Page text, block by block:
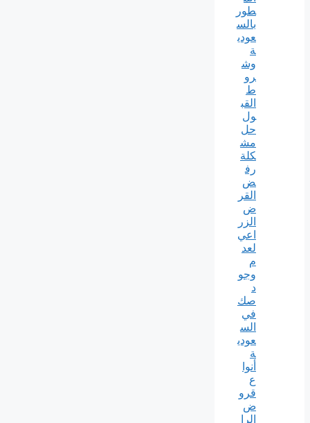
طور
بالس
عودي
ة
وش
رو
ط
القب
ول
حل
مش
كلة
رف
ض
القر
ض
الزر
اعي
لعد
م
وجو
د
صك
في
الس
عودي
ة
أنوا
ع
قرو
ض
الرا